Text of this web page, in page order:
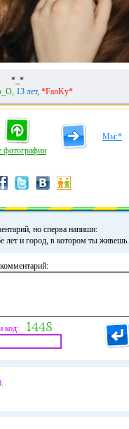
*_*
13 лет, *FanKy*
фотографии
Мы:*
но сперва напиши:
лет и город, в котором ты живешь.
код: